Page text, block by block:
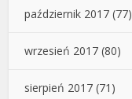
październik 2017 (77)
wrzesień 2017 (80)
sierpień 2017 (71)